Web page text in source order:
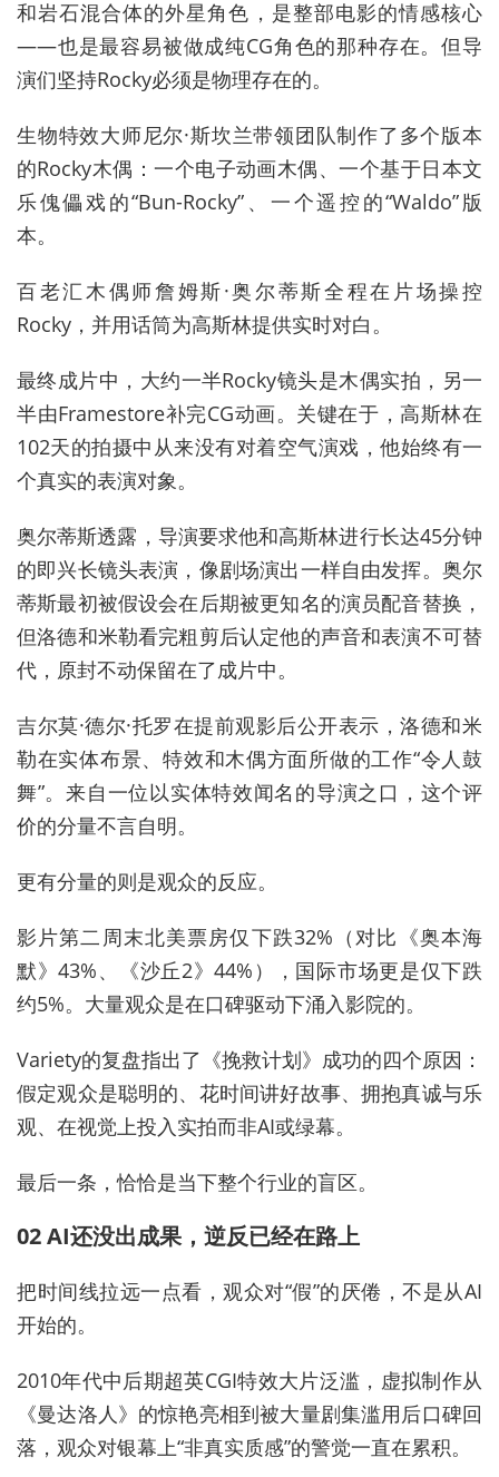
和岩石混合体的外星角色，是整部电影的情感核心
——也是最容易被做成纯CG角色的那种存在。但导
演们坚持Rocky必须是物理存在的。
生物特效大师尼尔·斯坎兰带领团队制作了多个版本
的Rocky木偶：一个电子动画木偶、一个基于日本文
乐傀儡戏的“Bun-Rocky”、一个遥控的“Waldo”版
本。
百老汇木偶师詹姆斯·奥尔蒂斯全程在片场操控
Rocky，并用话筒为高斯林提供实时对白。
最终成片中，大约一半Rocky镜头是木偶实拍，另一
半由Framestore补完CG动画。关键在于，高斯林在
102天的拍摄中从来没有对着空气演戏，他始终有一
个真实的表演对象。
奥尔蒂斯透露，导演要求他和高斯林进行长达45分钟
的即兴长镜头表演，像剧场演出一样自由发挥。奥尔
蒂斯最初被假设会在后期被更知名的演员配音替换，
但洛德和米勒看完粗剪后认定他的声音和表演不可替
代，原封不动保留在了成片中。
吉尔莫·德尔·托罗在提前观影后公开表示，洛德和米
勒在实体布景、特效和木偶方面所做的工作“令人鼓
舞”。来自一位以实体特效闻名的导演之口，这个评
价的分量不言自明。
更有分量的则是观众的反应。
影片第二周末北美票房仅下跌32%（对比《奥本海
默》43%、《沙丘2》44%），国际市场更是仅下跌
约5%。大量观众是在口碑驱动下涌入影院的。
Variety的复盘指出了《挽救计划》成功的四个原因：
假定观众是聪明的、花时间讲好故事、拥抱真诚与乐
观、在视觉上投入实拍而非AI或绿幕。
最后一条，恰恰是当下整个行业的盲区。
02 AI还没出成果，逆反已经在路上
把时间线拉远一点看，观众对“假”的厌倦，不是从AI
开始的。
2010年代中后期超英CGI特效大片泛滥，虚拟制作从
《曼达洛人》的惊艳亮相到被大量剧集滥用后口碑回
落，观众对银幕上“非真实质感”的警觉一直在累积。